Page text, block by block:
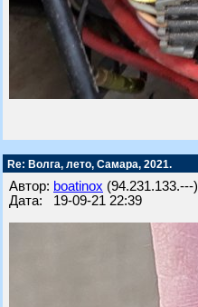
Re: Волга, лето, Самара, 2021.
Автор: boatinox (94.231.133.---)
Дата: 19-09-21 22:39